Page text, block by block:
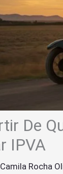
De
IPVA
Camila Rocha